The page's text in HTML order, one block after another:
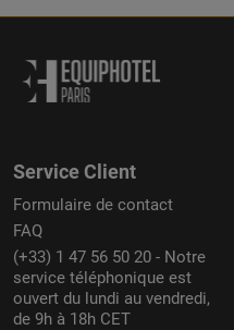
Service Client
Formulaire de contact
FAQ
(+33) 1 47 56 50 20 - Notre
service téléphonique est
ouvert du lundi au vendredi,
de 9h à 18h CET